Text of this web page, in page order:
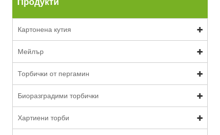
Картонена кутия
Мейлър
Торбички от пергамин
Биоразградими торбички
Хартиени торби